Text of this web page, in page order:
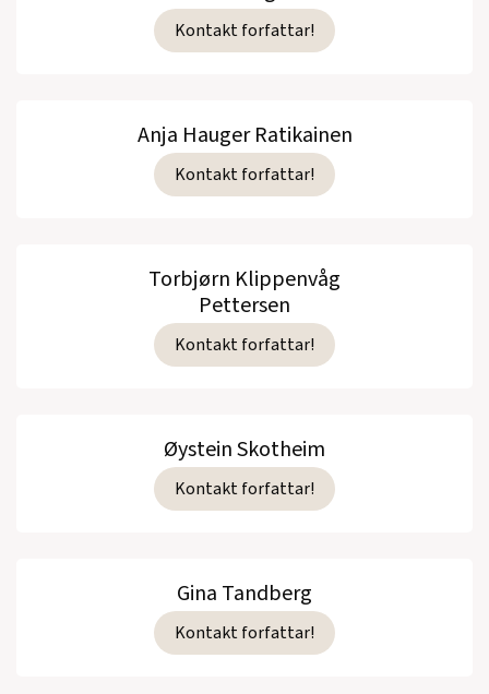
Kontakt forfattar!
Anja Hauger Ratikainen
Kontakt forfattar!
Torbjørn Klippenvåg
Pettersen
Kontakt forfattar!
Øystein Skotheim
Kontakt forfattar!
Gina Tandberg
Kontakt forfattar!